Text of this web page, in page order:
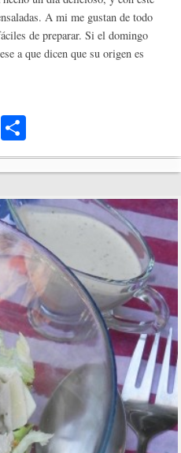
A mi me gustan de todo
de preparar. Si el domingo
a que dicen que su origen es
Pi
o
m
pa
rti
r